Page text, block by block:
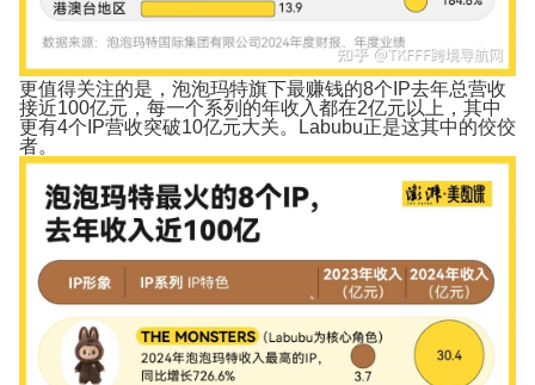
更值得关注的是，泡泡玛特旗下最赚钱的8个IP去年总营收
接近100亿元，每一个系列的年收入都在2亿元以上，其中
更有4个IP营收突破10亿元大关。Labubu正是这其中的佼佼
者。